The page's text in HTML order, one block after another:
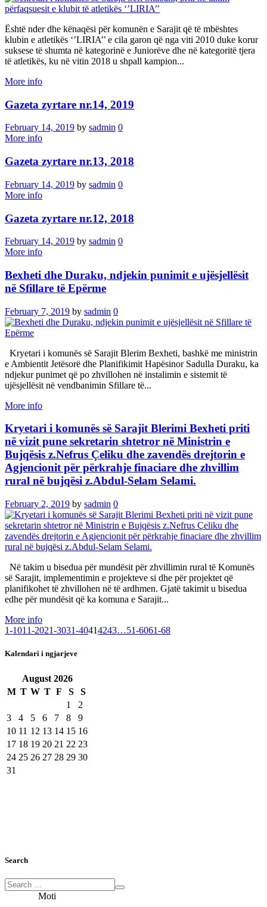
Është nder dhe kënaqësi për komunën e Sarajit që të mbështes
klubin e atletikës ‘’LIRIA’’ e cila garon që nga viti 2010 duke korur
suksese të shumta në kategorinë e Juniorëve dhe në kategoritë tjera
të atletikës, ku në vitin 2018 u shpall kampion...
More info
Gazeta zyrtare nr.14, 2019
February 14, 2019 by sadmin 0
More info
Gazeta zyrtare nr.13, 2018
February 14, 2019 by sadmin 0
More info
Gazeta zyrtare nr.12, 2018
February 14, 2019 by sadmin 0
More info
Bexheti dhe Duraku, ndjekin punimit e ujësjellësit
në Sfillare të Epërme
February 7, 2019 by sadmin 0
Kryetari i komunës së Sarajit Blerim Bexheti, bashkë me ministrin
e Ambientit Jetësorë dhe Planifikimit Hapësinor Sadulla Duraku, ka
ndjekur punimet që po zhvillohen në instalimin e sistemit të
ujësjellësit në vendbanimin Sfillare të...
More info
Kryetari i komunës së Sarajit Blerimi Bexheti priti
në vizit pune sekretarin shtetror në Ministrin e
Bujqësis z.Nefrus Çeliku dhe zavendës drejtorin e
Agjencionit për përkrahje finaciare dhe zhvillim
rural në bujqësi z.Abdul-Selam Selami.
February 2, 2019 by sadmin 0
Në takim u bisedua për mundësit për zhvillimin rural të Komunës
së Sarajit, implementimin e projekteve si dhe për projektet që
planifikohet të zhvillohen në të ardhmen. Gjatë takimit u bisedua
edhe për mundësit që ka komuna e Sarajit...
More info
1-1011-2021-3031-40414243…51-6061-68
Kalendari i ngjarjeve
August2026
M T W T F S
S
1
2
3
4 5 6 7 8
9
10 11 12 13 14 15 16
17 18 19 20 21 22 23
24 25 26 27 28 29 30
31
Search
Moti